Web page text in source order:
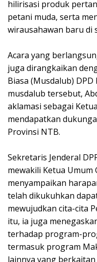
hilirisasi produk
petani muda, serta
wirausahawan baru di
Acara yang
juga dirangkaikan
Biasa (Musdalub)
musdalub tersebut,
aklamasi sebagai
mendapatkan
Provinsi NTB.
Sekretaris Jenderal
mewakili Ketua Umum
menyampaikan
telah dikukuhkan
mewujudkan cita-cita
itu, ia juga
terhadap program-
termasuk program
lainnya yang